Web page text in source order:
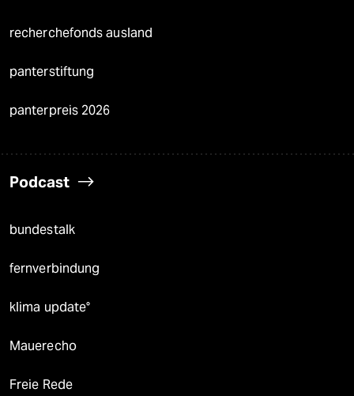
recherchefonds ausland
panterstiftung
panterpreis 2026
Podcast
bundestalk
fernverbindung
klima update°
Mauerecho
Freie Rede